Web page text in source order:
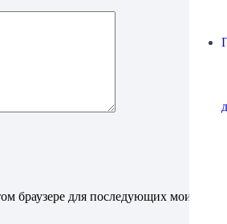
браузере для последующих моих